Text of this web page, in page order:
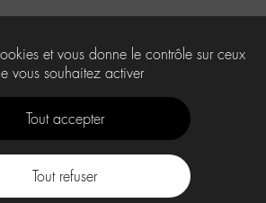
et vous donne le contrôle sur ceux
vous souhaitez activer
Tout accepter
Tout refuser